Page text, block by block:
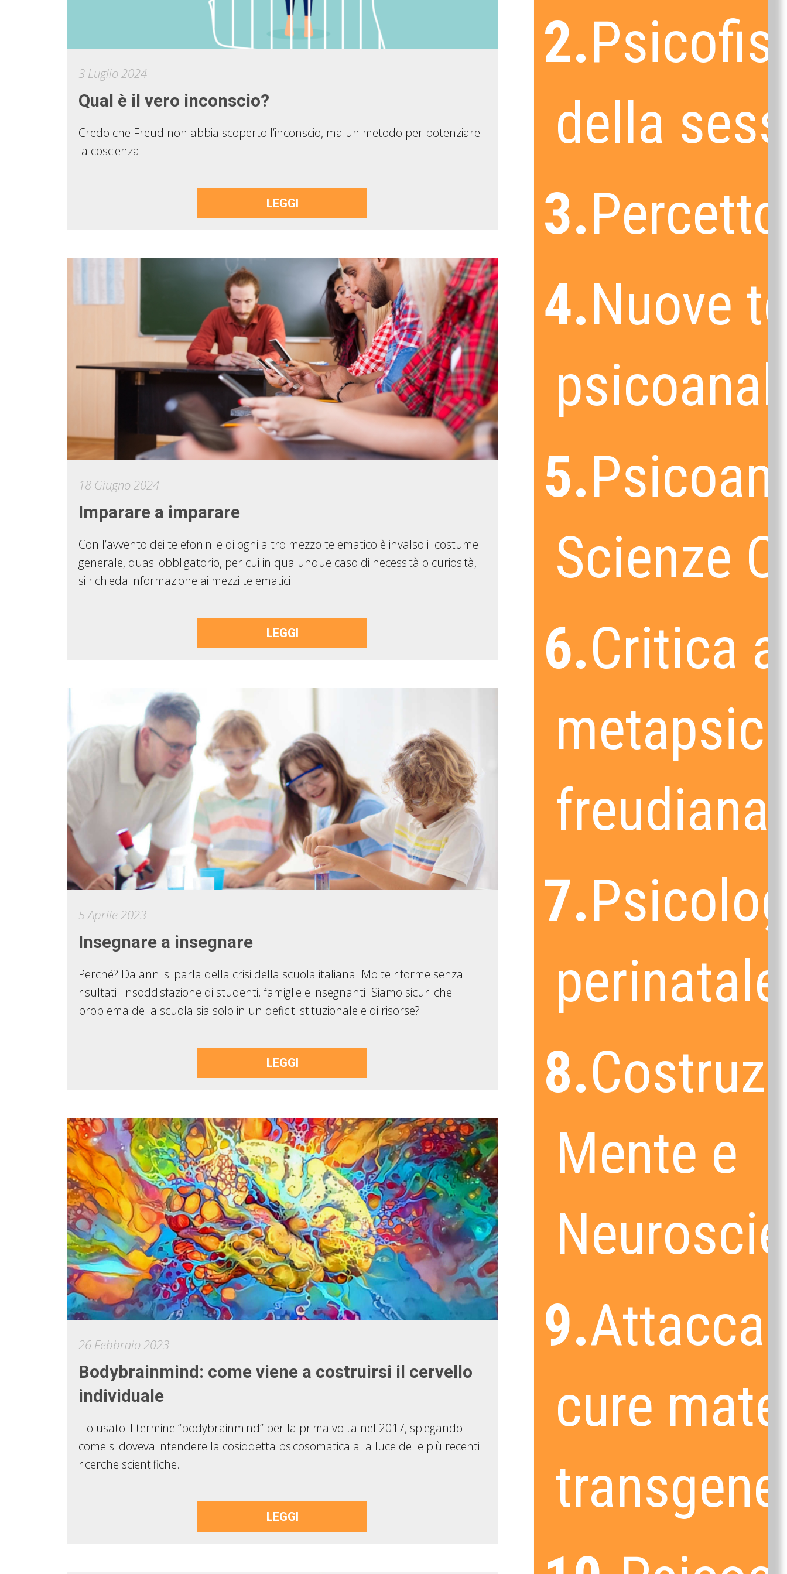
2.
della
3.
4.Nuove
5.
Scienze
6.Critica
freudiana
7.
perinatale
8.
Mente e
9.
cure
3 Luglio 2024
Qual è il vero inconscio?
Credo che Freud non abbia scoperto l’inconscio, ma un metodo per potenziare
la coscienza.
LEGGI
18 Giugno 2024
Imparare a imparare
Con l’avvento dei telefonini e di ogni altro mezzo telematico è invalso il costume
generale, quasi obbligatorio, per cui in qualunque caso di necessità o curiosità,
si richieda informazione ai mezzi telematici.
LEGGI
5 Aprile 2023
Insegnare a insegnare
Perché? Da anni si parla della crisi della scuola italiana. Molte riforme senza
risultati. Insoddisfazione di studenti, famiglie e insegnanti. Siamo sicuri che il
problema della scuola sia solo in un deficit istituzionale e di risorse?
LEGGI
26 Febbraio 2023
Bodybrainmind: come viene a costruirsi il cervello
individuale
Ho usato il termine “bodybrainmind” per la prima volta nel 2017, spiegando
come si doveva intendere la cosiddetta psicosomatica alla luce delle più recenti
ricerche scientifiche.
LEGGI